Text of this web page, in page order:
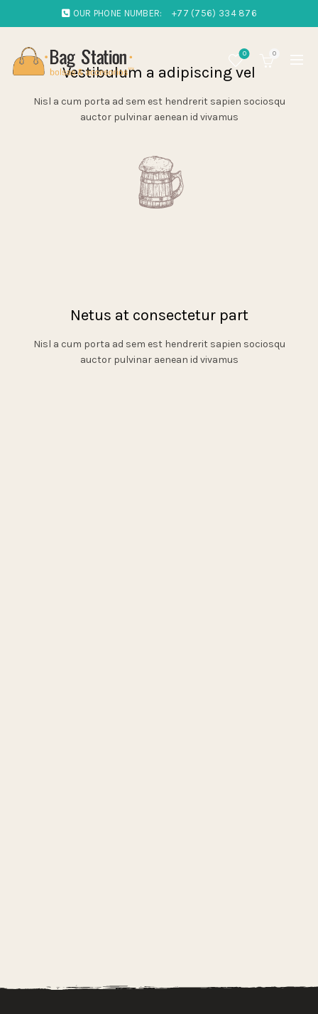
OUR PHONE NUMBER: +77 (756) 334 876
0 0
Vestibulum a adipiscing vel
Nisl a cum porta ad sem est hendrerit sapien sociosqu
auctor pulvinar aenean id vivamus
Netus at consectetur part
Nisl a cum porta ad sem est hendrerit sapien sociosqu
auctor pulvinar aenean id vivamus